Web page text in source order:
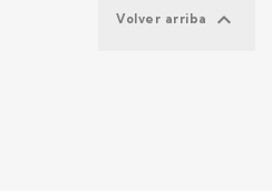
Volver arriba 